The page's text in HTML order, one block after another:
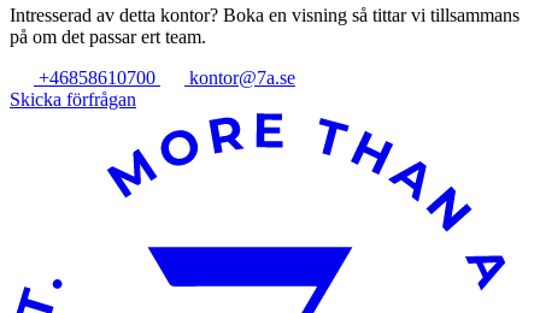
Intresserad av detta kontor? Boka en visning så tittar vi tillsammans
på om det passar ert team.
+46858610700
kontor@7a.se
Skicka förfrågan